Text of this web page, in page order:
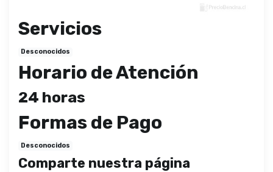
Servicios
Desconocidos
Horario de Atención
24 horas
Formas de Pago
Desconocidos
Comparte nuestra página